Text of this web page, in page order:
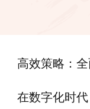
高效策略：
在数字化时